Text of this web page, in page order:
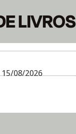
LIVROS
15/08/2026